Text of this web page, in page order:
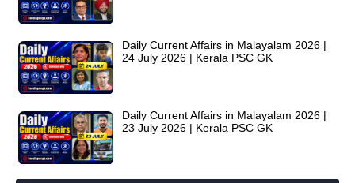
Daily Current Affairs in Malayalam 2026 |
24 July 2026 | Kerala PSC GK
Daily Current Affairs in Malayalam 2026 |
23 July 2026 | Kerala PSC GK